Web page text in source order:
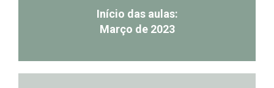
Início das aulas:
Março de 2023